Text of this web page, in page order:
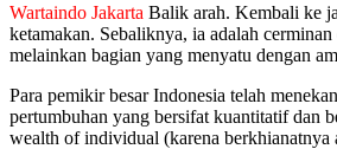
Wartaindo Jakarta Balik arah. Kembali ke
ketamakan. Sebaliknya, ia adalah
melainkan bagian yang menyatu dengan
Para pemikir besar Indonesia telah
pertumbuhan yang bersifat kuantitatif dan
wealth of individual (karena berkhianatnya